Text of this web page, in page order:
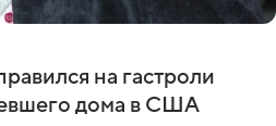
на гастроли
дома в США